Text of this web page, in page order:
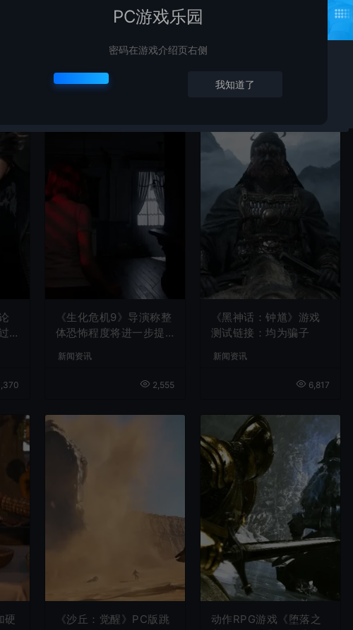
《生化危机9》导演称整
体恐怖程度将进一步提
新闻资讯
2,555
《黑神话：钟馗》游戏
测试链接：均为骗子
新闻资讯
6,817
硬
《沙丘：觉醒》PC版跳
动作RPG游戏《堕落之
PC游戏乐园
密码在游戏介绍页右侧
我知道了